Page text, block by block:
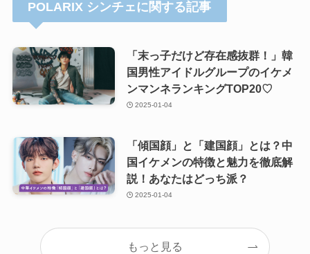
POLARIX シンチェに関する記事
「末っ子だけど存在感抜群！」韓
国男性アイドルグループのイケメ
ンマンネランキングTOP20♡
2025-01-04
「傾国顔」と「建国顔」とは？中
国イケメンの特徴と魅力を徹底解
説！あなたはどっち派？
2025-01-04
もっと見る